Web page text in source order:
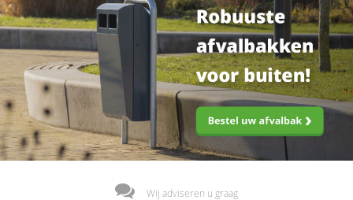
Wij adviseren u graag